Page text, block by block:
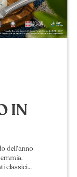
IN
dell’anno
classici